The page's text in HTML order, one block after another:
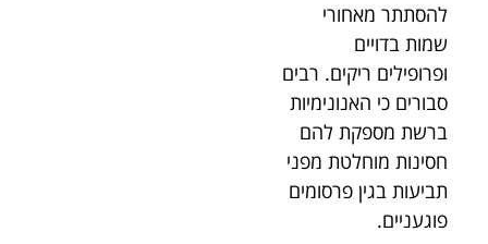
להסתתר מאחורי
שמות בדויים
ופרופילים ריקים. רבים
סבורים כי האנונימיות
ברשת מספקת להם
חסינות מוחלטת מפני
תביעות בגין פרסומים
פוגעניים.